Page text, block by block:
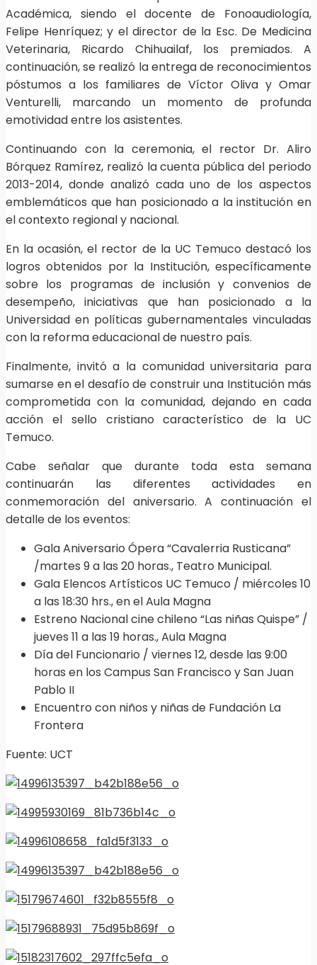
Académica, siendo el docente de Fonoaudiología,
Felipe Henríquez; y el director de la Esc. De Medicina
Veterinaria, Ricardo Chihuailaf, los premiados. A
continuación, se realizó la entrega de reconocimientos
póstumos a los familiares de Víctor Oliva y Omar
Venturelli, marcando un momento de profunda
emotividad entre los asistentes.
Continuando con la ceremonia, el rector Dr. Aliro
Bórquez Ramírez, realizó la cuenta pública del periodo
2013-2014, donde analizó cada uno de los aspectos
emblemáticos que han posicionado a la institución en
el contexto regional y nacional.
En la ocasión, el rector de la UC Temuco destacó los
logros obtenidos por la Institución, específicamente
sobre los programas de inclusión y convenios de
desempeño, iniciativas que han posicionado a la
Universidad en políticas gubernamentales vinculadas
con la reforma educacional de nuestro país.
Finalmente, invitó a la comunidad universitaria para
sumarse en el desafío de construir una Institución más
comprometida con la comunidad, dejando en cada
acción el sello cristiano característico de la UC
Temuco.
Cabe señalar que durante toda esta semana
continuarán las diferentes actividades en
conmemoración del aniversario. A continuación el
detalle de los eventos:
Gala Aniversario Ópera “Cavalerria Rusticana”
/martes 9 a las 20 horas., Teatro Municipal.
Gala Elencos Artísticos UC Temuco / miércoles 10
a las 18:30 hrs., en el Aula Magna
Estreno Nacional cine chileno “Las niñas Quispe” /
jueves 11 a las 19 horas., Aula Magna
Día del Funcionario / viernes 12, desde las 9:00
horas en los Campus San Francisco y San Juan
Pablo II
Encuentro con niños y niñas de Fundación La
Frontera
Fuente: UCT